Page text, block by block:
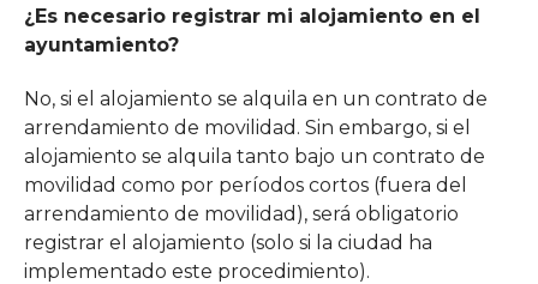
¿Es necesario registrar mi alojamiento en el
ayuntamiento?
No, si el alojamiento se alquila en un contrato de
arrendamiento de movilidad. Sin embargo, si el
alojamiento se alquila tanto bajo un contrato de
movilidad como por períodos cortos (fuera del
arrendamiento de movilidad), será obligatorio
registrar el alojamiento (solo si la ciudad ha
implementado este procedimiento).